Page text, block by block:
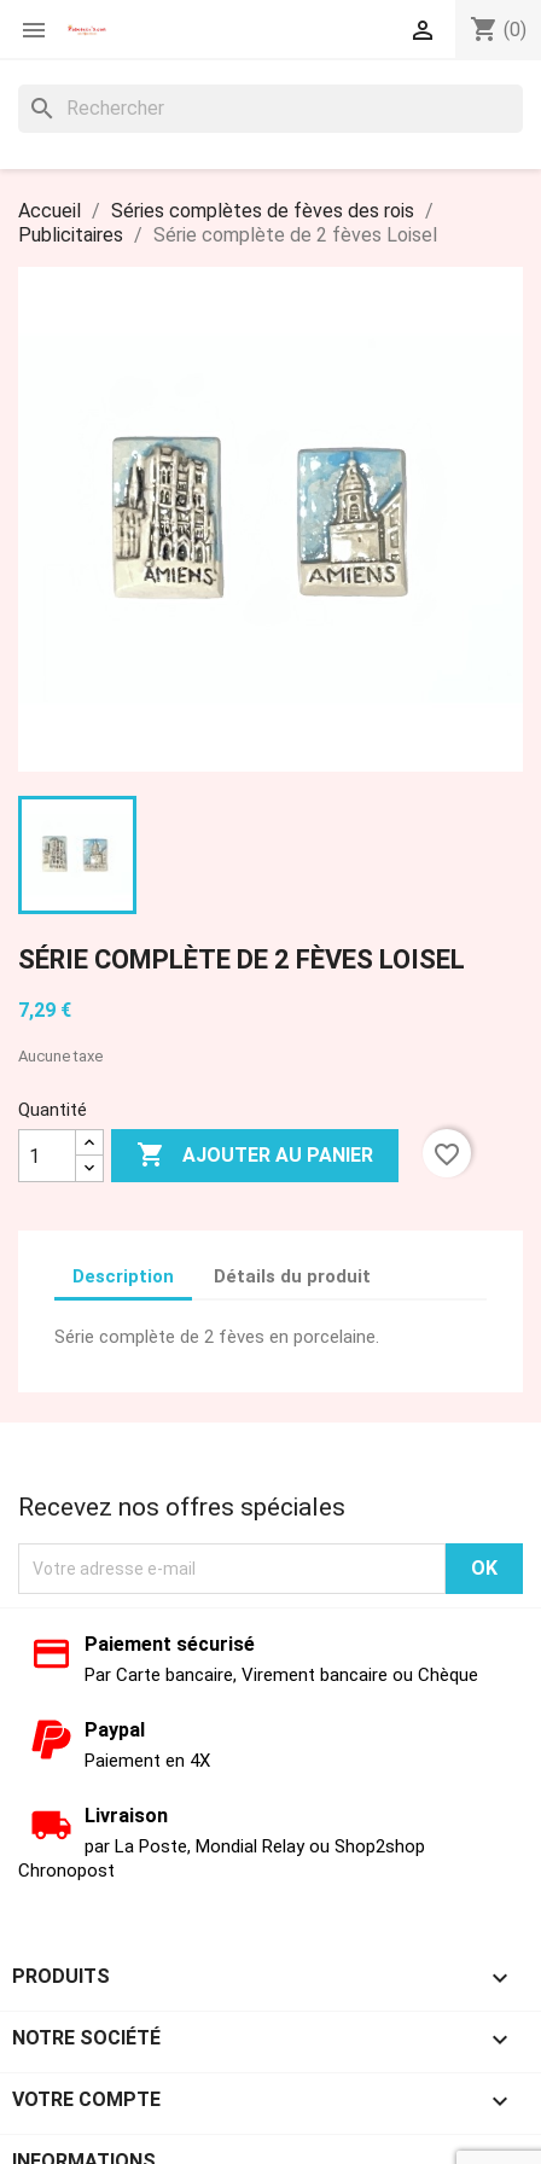
 shopping_cart (0)

search
Accueil
Séries complètes de fèves des rois
Publicitaires
Série complète de 2 fèves Loisel
SÉRIE COMPLÈTE DE 2 FÈVES LOISEL
7,29 €
Aucune taxe
Quantité
 AJOUTER AU PANIER favorite_border
Description Détails du produit
Série complète de 2 fèves en porcelaine.
Recevez nos offres spéciales
Paiement sécurisé
Par Carte bancaire, Virement bancaire ou Chèque
Paypal
Paiement en 4X
Livraison
par La Poste, Mondial Relay ou Shop2shop
Chronopost
PRODUITS 
NOTRE SOCIÉTÉ 
VOTRE COMPTE 